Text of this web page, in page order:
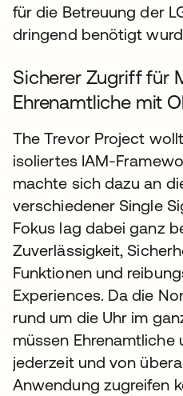
für die Betreuung der
dringend benötigt
Sicherer Zugriff für
Ehrenamtliche mit
The Trevor Project
isoliertes IAM-
machte sich dazu an
verschiedener Single
Fokus lag dabei ganz
Zuverlässigkeit,
Funktionen und
Experiences. Da die
rund um die Uhr im
müssen
jederzeit und von
Anwendung zugreifen